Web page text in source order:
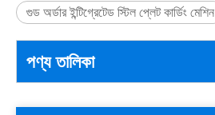
গুড অর্ডার ইন্টিগ্রেটেড স্টিল প্লেট কার্ডিং মেশিন
পণ্য তালিকা